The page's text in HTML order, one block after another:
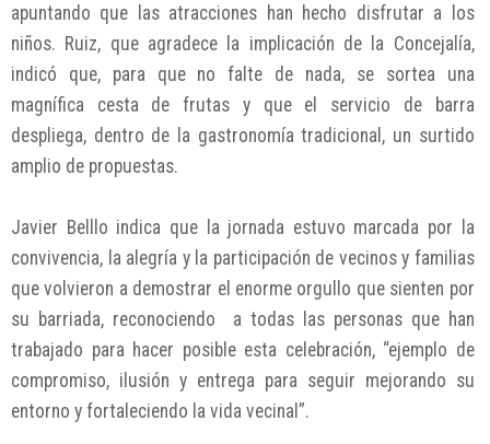
apuntando que las atracciones han hecho disfrutar a los
niños. Ruiz, que agradece la implicación de la Concejalía,
indicó que, para que no falte de nada, se sortea una
magnífica cesta de frutas y que el servicio de barra
despliega, dentro de la gastronomía tradicional, un surtido
amplio de propuestas.
Javier Belllo indica que la jornada estuvo marcada por la
convivencia, la alegría y la participación de vecinos y familias
que volvieron a demostrar el enorme orgullo que sienten por
su barriada, reconociendo a todas las personas que han
trabajado para hacer posible esta celebración, “ejemplo de
compromiso, ilusión y entrega para seguir mejorando su
entorno y fortaleciendo la vida vecinal”.